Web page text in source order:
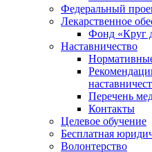
Федеральный
Лекарственное
Фонд «Круг
Наставничество
Перечень
Контакты
Целевое обучение
Бесплатная
Волонтерство